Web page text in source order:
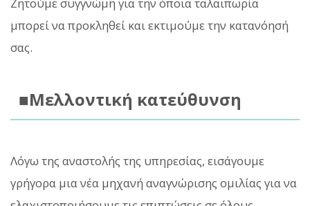
Ζητούμε συγγνώμη για την όποια ταλαιπωρία
μπορεί να προκληθεί και εκτιμούμε την κατανόησή
σας.
■Μελλοντική κατεύθυνση
Λόγω της αναστολής της υπηρεσίας, εισάγουμε
γρήγορα μια νέα μηχανή αναγνώρισης ομιλίας για να